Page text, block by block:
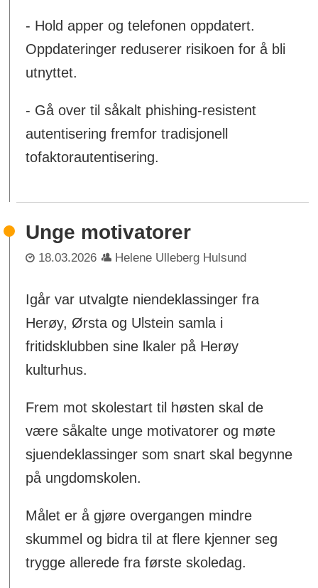
- Hold apper og telefonen oppdatert.
Oppdateringer reduserer risikoen for å bli
utnyttet.
- Gå over til såkalt phishing-resistent
autentisering fremfor tradisjonell
tofaktorautentisering.
Unge motivatorer
18.03.2026 Helene Ulleberg Hulsund
Igår var utvalgte niendeklassinger fra
Herøy, Ørsta og Ulstein samla i
fritidsklubben sine lkaler på Herøy
kulturhus.
Frem mot skolestart til høsten skal de
være såkalte unge motivatorer og møte
sjuendeklassinger som snart skal begynne
på ungdomskolen.
Målet er å gjøre overgangen mindre
skummel og bidra til at flere kjenner seg
trygge allerede fra første skoledag.